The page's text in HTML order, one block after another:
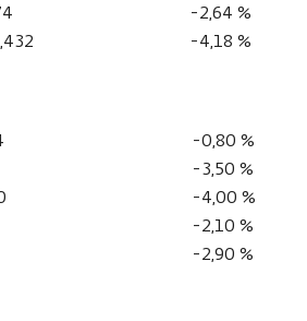
-2,64 %
-4,18 %
-0,80 %
-3,50 %
-4,00 %
-2,10 %
-2,90 %